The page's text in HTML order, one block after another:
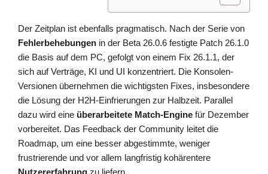
Der Zeitplan ist ebenfalls pragmatisch. Nach der Serie von
Fehlerbehebungen in der Beta 26.0.6 festigte Patch 26.1.0
die Basis auf dem PC, gefolgt von einem Fix 26.1.1, der
sich auf Verträge, KI und UI konzentriert. Die Konsolen-
Versionen übernehmen die wichtigsten Fixes, insbesondere
die Lösung der H2H-Einfrierungen zur Halbzeit. Parallel
dazu wird eine überarbeitete Match-Engine für Dezember
vorbereitet. Das Feedback der Community leitet die
Roadmap, um eine besser abgestimmte, weniger
frustrierende und vor allem langfristig kohärentere
Nutzererfahrung zu liefern.